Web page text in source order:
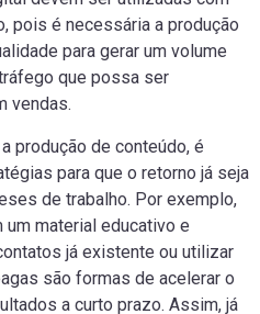
pois é necessária a produção
para gerar um volume
que possa ser
vendas.
produção de conteúdo, é
para que o retorno já seja
de trabalho. Por exemplo,
material educativo e
já existente ou utilizar
são formas de acelerar o
a curto prazo. Assim, já